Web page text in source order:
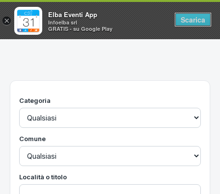
Home
Utilità
Categoria
Comune
Località o titolo
×
Elba Eventi App
Infoelba srl
GRATIS - su Google Play
Scarica